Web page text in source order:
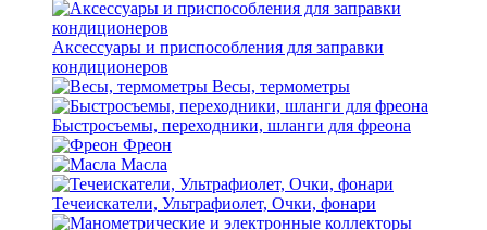
Аксессуары и приспособления для заправки
кондиционеров
Весы, термометры
Быстросъемы, переходники, шланги для фреона
Фреон
Масла
Течеискатели, Ультрафиолет, Очки, фонари